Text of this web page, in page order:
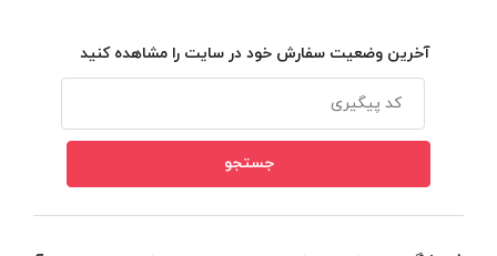
آخرین وضعیت سفارش خود در سایت را مشاهده کنید